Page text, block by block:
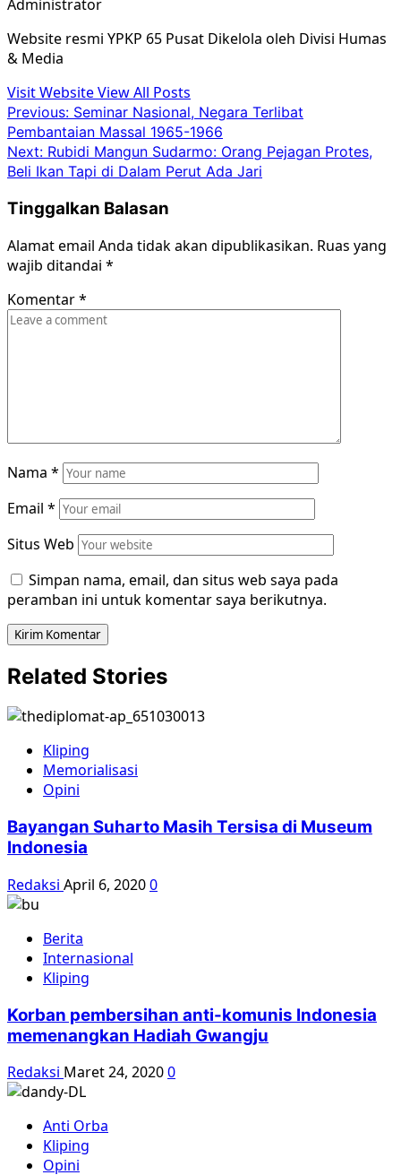
Administrator
Website resmi YPKP 65 Pusat Dikelola oleh Divisi Humas
& Media
Visit WebsiteView All Posts
Post
navigation
Previous: Seminar Nasional, Negara Terlibat
Pembantaian Massal 1965-1966
Next: Rubidi Mangun Sudarmo: Orang Pejagan Protes,
Beli Ikan Tapi di Dalam Perut Ada Jari
Tinggalkan Balasan
Alamat email Anda tidak akan dipublikasikan. Ruas yang
wajib ditandai *
Komentar*
Nama *
Email *
Situs Web
Simpan nama, email, dan situs web saya pada
peramban ini untuk komentar saya berikutnya.
Related Stories
Kliping
Memorialisasi
Opini
Bayangan Suharto Masih Tersisa di Museum
Indonesia
Redaksi April 6, 20200
Berita
Internasional
Kliping
Korban pembersihan anti-komunis Indonesia
memenangkan Hadiah Gwangju
Redaksi Maret 24, 20200
Anti Orba
Kliping
Opini